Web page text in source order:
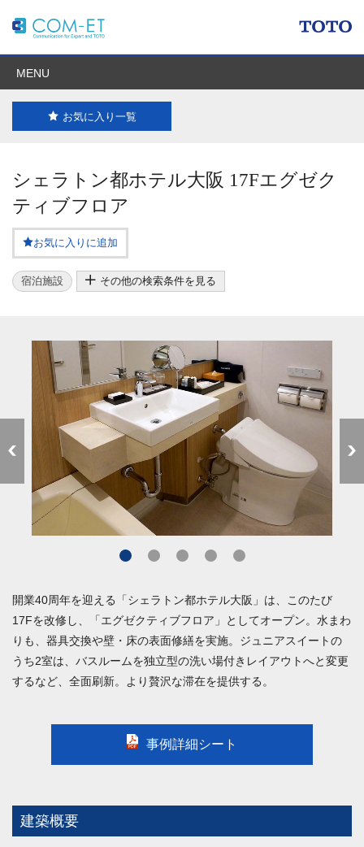
MENU
お気に入り一覧
シェラトン都ホテル大阪 17Fエグゼク
ティブフロア
お気に入りに追加
宿泊施設 その他の検索条件を見る
開業40周年を迎える「シェラトン都ホテル大阪」は、このたび
17Fを改修し、「エグゼクティブフロア」としてオープン。水まわ
りも、器具交換や壁・床の表面修繕を実施。ジュニアスイートの
うち2室は、バスルームを独立型の洗い場付きレイアウトへと変更
するなど、全面刷新。より贅沢な滞在を提供する。
事例詳細シート
建築概要